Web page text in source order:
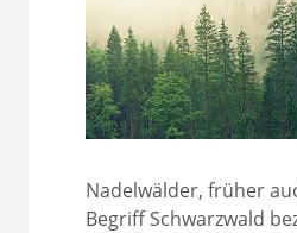
Nadelwälder, früher
Begriff Schwarzwald